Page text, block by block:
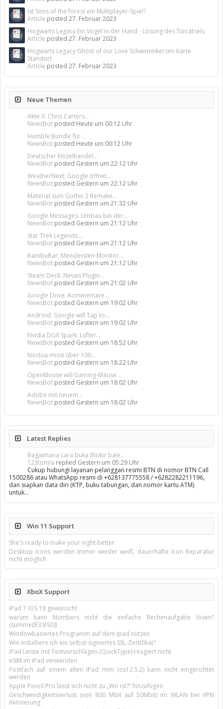
Ist Sons of the forest ein Multiplayer-Spiel?
Article posted 27. Februar 2023
Hogwarts Legacy Ein Vogel in der Hand - Lösung des Türrätsels
Article posted 27. Februar 2023
Hogwarts Legacy Ghost of our Love Schwimmkerzen Karte
Standort
Article posted 27. Februar 2023
Neue Themen
Akte X: Chris Carters...
NewsBot posted Heute um 00:12 Uhr
Humble Bundle für...
NewsBot posted Heute um 00:12 Uhr
Deutscher Einzelhandel...
NewsBot posted Gestern um 22:12 Uhr
WeatherNext: Google öffnet...
NewsBot posted Gestern um 22:12 Uhr
Material zum Gothic 2 Remake...
NewsBot posted Gestern um 21:32 Uhr
Google Messages: Umbau bei der...
NewsBot posted Gestern um 21:12 Uhr
Star Trek Legends:...
NewsBot posted Gestern um 21:12 Uhr
BambuBar: Menüleisten-Monitor...
NewsBot posted Gestern um 21:12 Uhr
Steam Deck: Neues Plugin...
NewsBot posted Gestern um 21:02 Uhr
Google Drive: Kommentare...
NewsBot posted Gestern um 19:02 Uhr
Android: Google will Tap to...
NewsBot posted Gestern um 19:02 Uhr
Nvidia DGX Spark: Lüfter...
NewsBot posted Gestern um 18:52 Uhr
Noctua misst über 100...
NewsBot posted Gestern um 18:22 Uhr
OpenMouse will Gaming-Mäuse...
NewsBot posted Gestern um 18:02 Uhr
Adobe mit neuem...
NewsBot posted Gestern um 18:02 Uhr
Latest Replies
Bagaimana cara buka Blokir bale...
123tomla replied Gestern um 05:29 Uhr
Cukup hubungi layanan pelanggan resmi BTN di nomor BTN Call
1500286 atau WhatsApp resmi di +628137775558 / +6282282211196,
dan siapkan data diri (KTP, buku tabungan, dan nomor kartu ATM)
untuk…
Win 11 Support
She's ready to make your night better
Desktop Icons werden immer wieder weiß, dauerhafte Icon Reparatur
nicht möglich
XboX Support
iPad 7 iOS 18 gewünscht
warum kann Numbers nicht die einfache Rechenaufgabe lösen?
(summe(B3:B92))
Windowbasiertes Programm auf dem Ipad nutzen
Wie installiere ich ein selbst-signiertes SSL-Zertifikat?
iPad Leiste mit Textvorschlägen (QuickType) reagiert nicht
eSIM im iPad verwenden
Postfach auf einem alten iPad mini (os12.5.2) kann nicht eingerichtet
werden
Apple Pencil Pro lässt sich nicht zu „Wo ist?“ hinzufügen
Geschwindigkeitsverlust (von 800 Mbit auf 50Mbit) im WLAN bei VPN
Aktivierung